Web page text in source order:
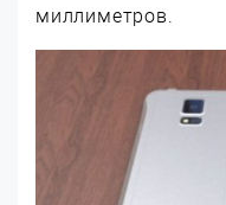
миллиметров.